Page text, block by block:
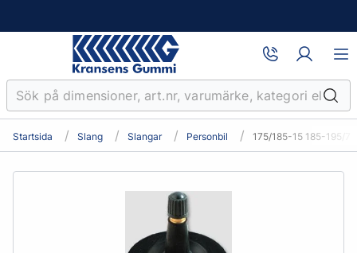
Startsida Slang Slangar Personbil 175/185-15 185-195/